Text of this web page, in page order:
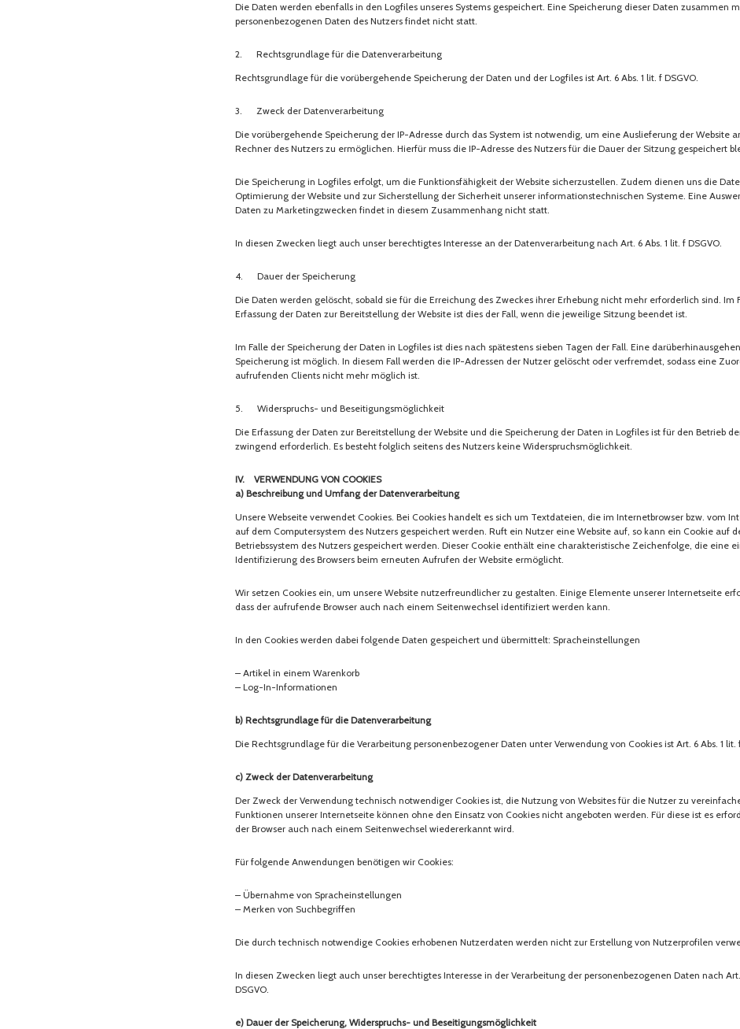
Die Daten werden ebenfalls in den Logfiles unseres Systems gespeichert. Eine Speicherung dieser Daten zusammen
personenbezogenen Daten des Nutzers findet nicht statt.
2. Rechtsgrundlage für die Datenverarbeitung
Rechtsgrundlage für die vorübergehende Speicherung der Daten und der Logfiles ist Art. 6 Abs. 1 lit. f DSGVO.
3. Zweck der Datenverarbeitung
Die vorübergehende Speicherung der IP-Adresse durch das System ist notwendig, um eine Auslieferung der Website
Rechner des Nutzers zu ermöglichen. Hierfür muss die IP-Adresse des Nutzers für die Dauer der Sitzung gespeichert
Die Speicherung in Logfiles erfolgt, um die Funktionsfähigkeit der Website sicherzustellen. Zudem dienen uns die
Optimierung der Website und zur Sicherstellung der Sicherheit unserer informationstechnischen Systeme. Eine
Daten zu Marketingzwecken findet in diesem Zusammenhang nicht statt.
In diesen Zwecken liegt auch unser berechtigtes Interesse an der Datenverarbeitung nach Art. 6 Abs. 1 lit. f DSGVO.
4. Dauer der Speicherung
Die Daten werden gelöscht, sobald sie für die Erreichung des Zweckes ihrer Erhebung nicht mehr erforderlich sind. Im
Erfassung der Daten zur Bereitstellung der Website ist dies der Fall, wenn die jeweilige Sitzung beendet ist.
Im Falle der Speicherung der Daten in Logfiles ist dies nach spätestens sieben Tagen der Fall. Eine
Speicherung ist möglich. In diesem Fall werden die IP-Adressen der Nutzer gelöscht oder verfremdet, sodass eine
aufrufenden Clients nicht mehr möglich ist.
5. Widerspruchs- und Beseitigungsmöglichkeit
Die Erfassung der Daten zur Bereitstellung der Website und die Speicherung der Daten in Logfiles ist für den Betrieb
zwingend erforderlich. Es besteht folglich seitens des Nutzers keine Widerspruchsmöglichkeit.
IV. Verwendung von Cookies
a) Beschreibung und Umfang der Datenverarbeitung
Unsere Webseite verwendet Cookies. Bei Cookies handelt es sich um Textdateien, die im Internetbrowser bzw. vom
auf dem Computersystem des Nutzers gespeichert werden. Ruft ein Nutzer eine Website auf, so kann ein Cookie auf
Betriebssystem des Nutzers gespeichert werden. Dieser Cookie enthält eine charakteristische Zeichenfolge, die eine
Identifizierung des Browsers beim erneuten Aufrufen der Website ermöglicht.
Wir setzen Cookies ein, um unsere Website nutzerfreundlicher zu gestalten. Einige Elemente unserer Internetseite
dass der aufrufende Browser auch nach einem Seitenwechsel identifiziert werden kann.
In den Cookies werden dabei folgende Daten gespeichert und übermittelt: Spracheinstellungen
– Artikel in einem Warenkorb
– Log-In-Informationen
b) Rechtsgrundlage für die Datenverarbeitung
Die Rechtsgrundlage für die Verarbeitung personenbezogener Daten unter Verwendung von Cookies ist Art. 6 Abs. 1 lit.
c) Zweck der Datenverarbeitung
Der Zweck der Verwendung technisch notwendiger Cookies ist, die Nutzung von Websites für die Nutzer zu
Funktionen unserer Internetseite können ohne den Einsatz von Cookies nicht angeboten werden. Für diese ist es
der Browser auch nach einem Seitenwechsel wiedererkannt wird.
Für folgende Anwendungen benötigen wir Cookies:
– Übernahme von Spracheinstellungen
– Merken von Suchbegriffen
Die durch technisch notwendige Cookies erhobenen Nutzerdaten werden nicht zur Erstellung von Nutzerprofilen
In diesen Zwecken liegt auch unser berechtigtes Interesse in der Verarbeitung der personenbezogenen Daten nach Art.
DSGVO.
e) Dauer der Speicherung, Widerspruchs- und Beseitigungsmöglichkeit